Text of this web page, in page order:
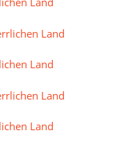
Land
Land
Land
Land